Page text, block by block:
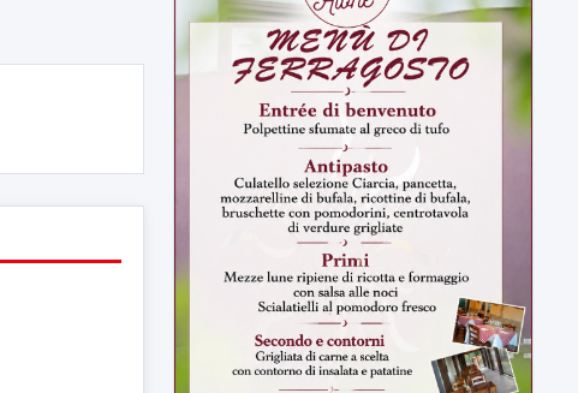
6 AGOSTO 2026 ATTUALITÀ
Tirata del Carro ancora in forse,
D'Ambrosio: continuiamo a lavorare
L'assessore comunale alla Cultura di
Mirabella Eclano, Raffaella Rita
D'Ambrosio,...